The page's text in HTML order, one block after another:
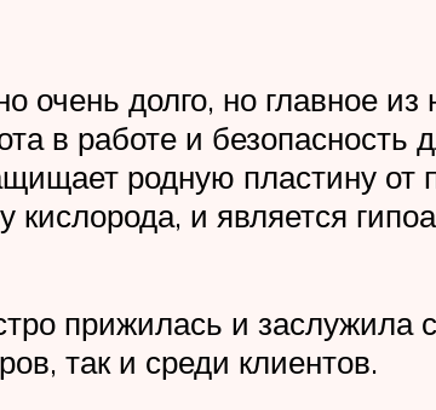
очень долго, но главное из
в работе и безопасность
родную пластину от
кислорода, и является
прижилась и заслужила
так и среди клиентов.